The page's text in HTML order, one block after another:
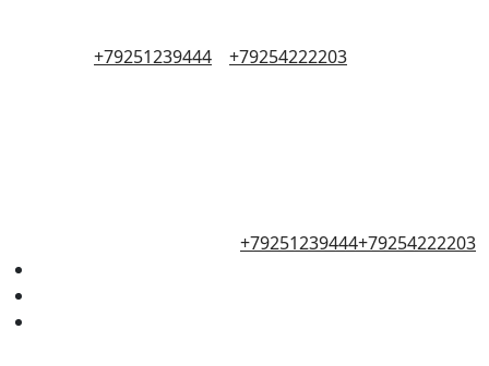
+79251239444 +79254222203
+79251239444+79254222203